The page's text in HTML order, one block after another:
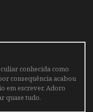
conhecida como
consequência acabou
em escrever. Adoro
quase tudo.